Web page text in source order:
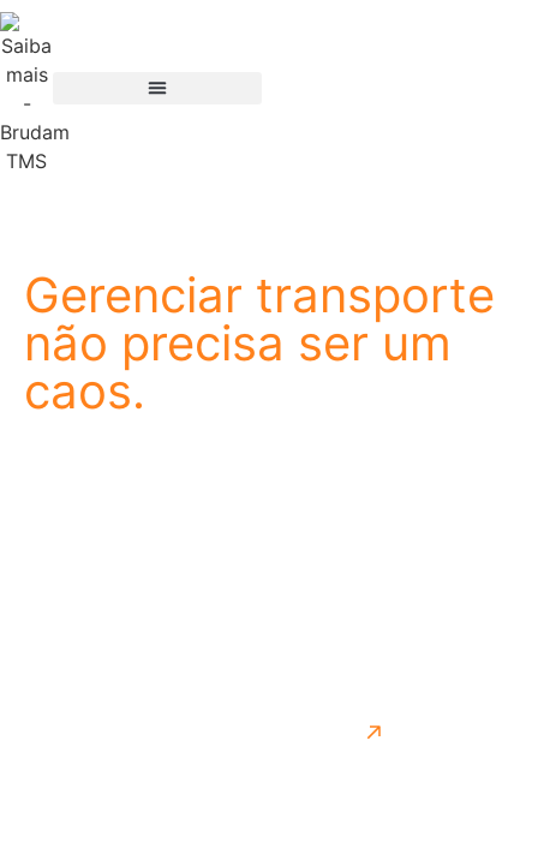
Gerenciar transporte
não precisa ser um
caos.